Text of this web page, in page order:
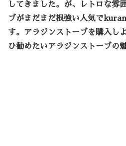
してきました。が、レトロな雰
ブがまだまだ根強い人気で
す。アラジンストーブを購入し
ひ勧めたいアラジンストーブの